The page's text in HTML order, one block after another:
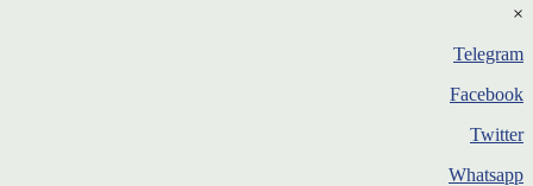
×
Telegram
Facebook
Twitter
Whatsapp